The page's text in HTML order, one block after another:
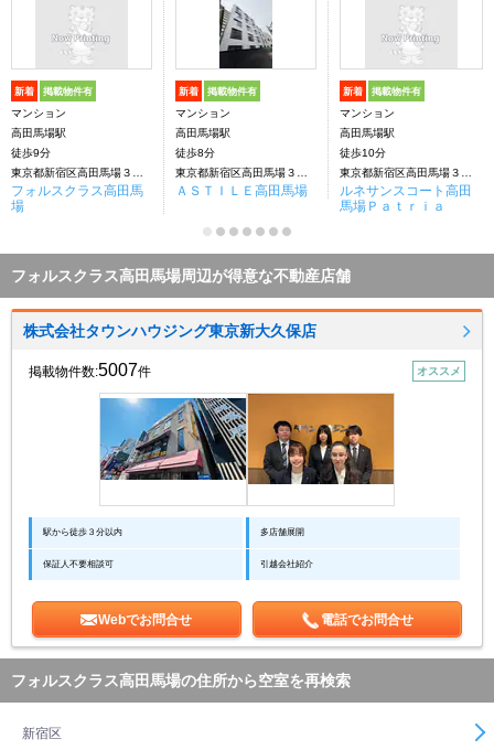
新着 掲載物件有
マンション
高田馬場駅
徒歩9分
フォルスクラス高田馬
場
新着 掲載物件有
マンション
高田馬場駅
徒歩8分
ＡＳＴＩＬＥ高田馬場
新着 掲載物件有
マンション
高田馬場駅
徒歩10分
ルネサンスコート高田
馬場Ｐａｔｒｉａ
フォルスクラス高田馬場周辺が得意な不動産店舗
株式会社タウンハウジング東京新大久保店
掲載物件数:5007件 オススメ
駅から徒歩３分以内 多店舗展開
保証人不要相談可 引越会社紹介
Webでお問合せ 電話でお問合せ
フォルスクラス高田馬場の住所から空室を再検索
新宿区